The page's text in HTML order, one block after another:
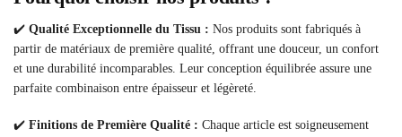
✔️ Qualité Exceptionnelle du Tissu : Nos produits sont fabriqués à
partir de matériaux de première qualité, offrant une douceur, un confort
et une durabilité incomparables. Leur conception équilibrée assure une
parfaite combinaison entre épaisseur et légèreté.
✔️ Finitions de Première Qualité : Chaque article est soigneusement